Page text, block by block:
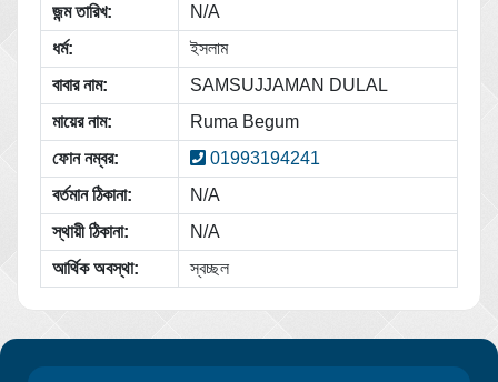
জন্ম তারিখ:
N/A
ধর্ম:
ইসলাম
বাবার নাম:
SAMSUJJAMAN DULAL
মায়ের নাম:
Ruma Begum
ফোন নম্বর:
01993194241
বর্তমান ঠিকানা:
N/A
স্থায়ী ঠিকানা:
N/A
আর্থিক অবস্থা:
স্বচ্ছল